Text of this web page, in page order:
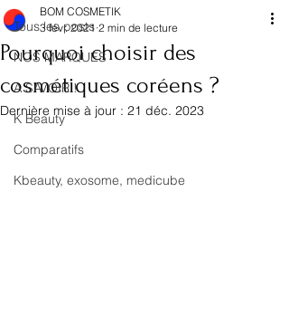
Tous les posts
NOS MARQUES
A SAVOIR !
K Beauty
Comparatifs
Kbeauty, exosome, medicube
Pourquoi choisir des
cosmétiques coréens ?
BOM COSMETIK
3 févr. 2021 2 min de lecture
Dernière mise à jour : 21 déc. 2023